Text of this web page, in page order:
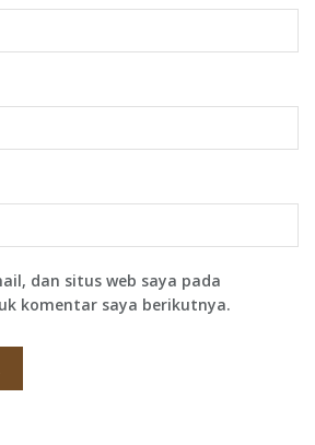
dan situs web saya pada
komentar saya berikutnya.